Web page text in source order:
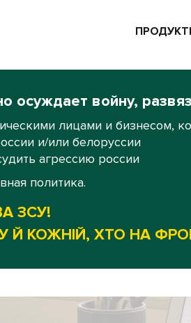
осуждает войну,
лицами и бизнесом,
и/или белоруссии
агрессию россии
политика.
ЗСУ!
Й КОЖНІЙ, ХТО НА